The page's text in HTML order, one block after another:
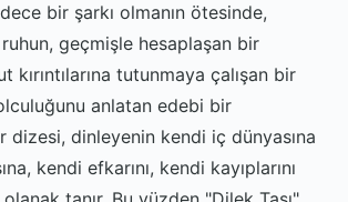
bir şarkı olmanın ötesinde,
geçmişle hesaplaşan bir
kırıntılarına tutunmaya çalışan bir
anlatan edebi bir
dizesi, dinleyenin kendi iç dünyasına
kendi efkarını, kendi kayıplarını